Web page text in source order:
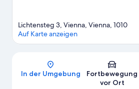
Karte
Lichtensteg 3, Vienna, Vienna, 1010
Auf Karte anzeigen
In der Umgebung
Fortbewegung
vor Ort